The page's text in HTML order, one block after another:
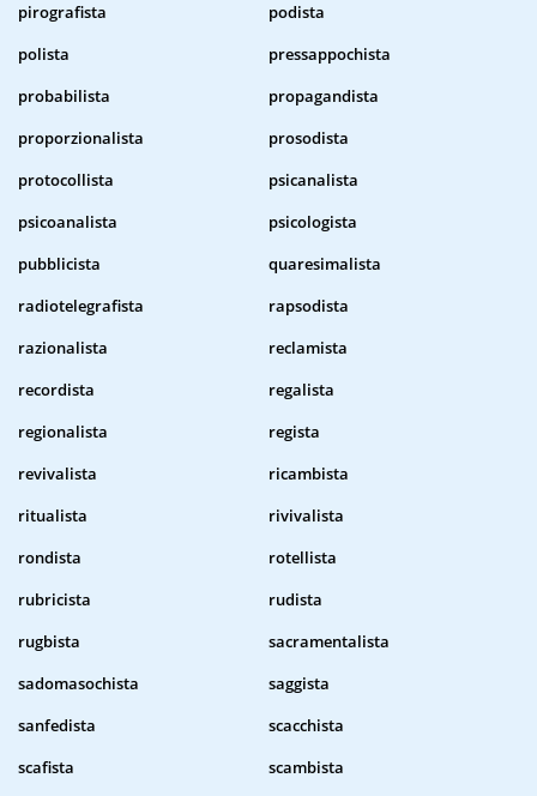
pirografista
podista
polista
pressappochista
probabilista
propagandista
proporzionalista
prosodista
protocollista
psicanalista
psicoanalista
psicologista
pubblicista
quaresimalista
radiotelegrafista
rapsodista
razionalista
reclamista
recordista
regalista
regionalista
regista
revivalista
ricambista
ritualista
rivivalista
rondista
rotellista
rubricista
rudista
rugbista
sacramentalista
sadomasochista
saggista
sanfedista
scacchista
scafista
scambista